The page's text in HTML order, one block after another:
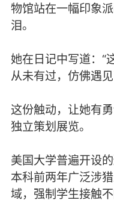
物馆站在一幅印象
泪。
她在日记中写道：“
从未有过，仿佛遇
这份触动，让她有
独立策划展览。
美国大学普遍开设的
本科前两年广泛涉
域，强制学生接触不